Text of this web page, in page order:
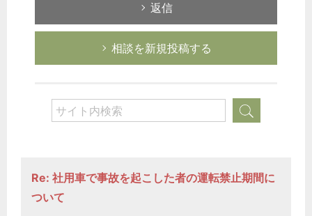
返信
相談を新規投稿する
Re: 社用車で事故を起こした者の運転禁止期間に
ついて